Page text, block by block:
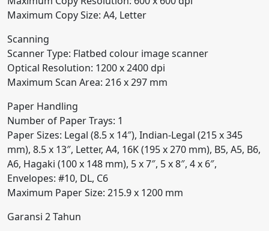
Maximum Copy Size: A4, Letter
Scanning
Scanner Type: Flatbed colour image scanner
Optical Resolution: 1200 x 2400 dpi
Maximum Scan Area: 216 x 297 mm
Paper Handling
Number of Paper Trays: 1
Paper Sizes: Legal (8.5 x 14″), Indian-Legal (215 x 345
mm), 8.5 x 13″, Letter, A4, 16K (195 x 270 mm), B5, A5, B6,
A6, Hagaki (100 x 148 mm), 5 x 7″, 5 x 8″, 4 x 6″,
Envelopes: #10, DL, C6
Maximum Paper Size: 215.9 x 1200 mm
Garansi 2 Tahun